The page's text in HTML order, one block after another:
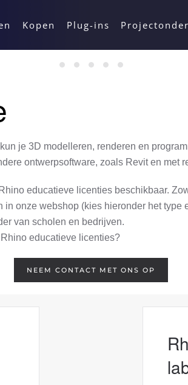
Kopen Plug-ins
je 3D modelleren, renderen en
ontwerpsoftware, zoals Revit en met
educatieve licenties beschikbaar.
onze webshop (kies hieronder het
van scholen en bedrijven.
educatieve licenties?
NEEM CONTACT MET ONS OP